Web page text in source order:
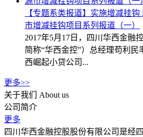
【专题系类报道】实施增减挂
市增减挂钩项目系列报道（一）
2017年5月17日，四川华西金融
简称“华西金控”）总经理苟利
西崛起小贷公司...
更多>>
关于我们
About us
公司简介
更多
四川华西金融控股股份有限公司是经